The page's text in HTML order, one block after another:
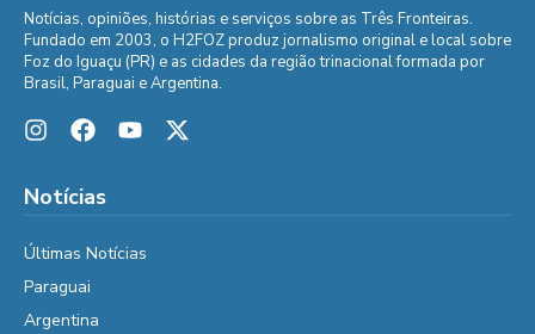
Notícias, opiniões, histórias e serviços sobre as Três Fronteiras.
Fundado em 2003, o H2FOZ produz jornalismo original e local sobre
Foz do Iguaçu (PR) e as cidades da região trinacional formada por
Brasil, Paraguai e Argentina.
Notícias
Últimas Notícias
Paraguai
Argentina